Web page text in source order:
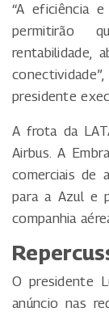
“A eficiência
permitirão
rentabilidade,
presidente
A frota da
Airbus. A
comerciais de
para a Azul e
companhia
O presidente
anúncio nas